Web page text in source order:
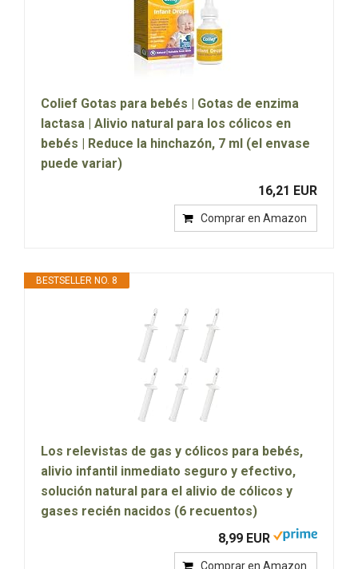
Colief Gotas para bebés | Gotas de enzima
lactasa | Alivio natural para los cólicos en
bebés | Reduce la hinchazón, 7 ml (el envase
puede variar)
16,21 EUR
Comprar en Amazon
BESTSELLER NO. 8
Los relevistas de gas y cólicos para bebés,
alivio infantil inmediato seguro y efectivo,
solución natural para el alivio de cólicos y
gases recién nacidos (6 recuentos)
8,99 EUR
Comprar en Amazon